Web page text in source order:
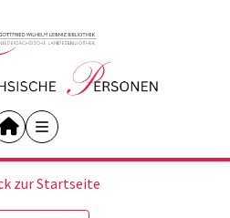
zur Startseite